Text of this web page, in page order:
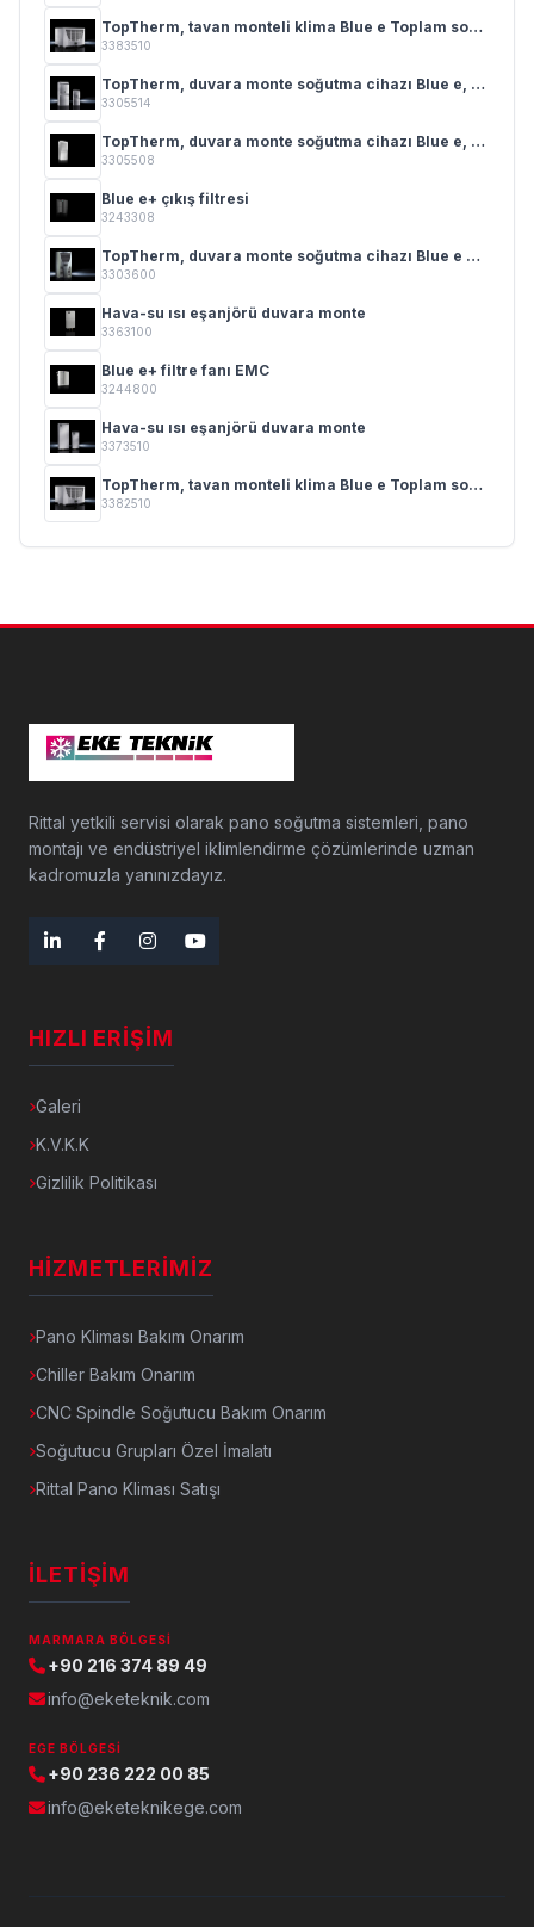
TopTherm, tavan monteli klima Blue e Toplam soğutma gücü 0,50 - 4,00 kW
3383510
TopTherm, duvara monte soğutma cihazı Blue e, NEMA 4X 0,5 - 2,5 kW
3305514
TopTherm, duvara monte soğutma cihazı Blue e, UL Type 3R/4 0,5 - 2,5 kW
3305508
Blue e+ çıkış filtresi
3243308
TopTherm, duvara monte soğutma cihazı Blue e 0,3 - 4 kW
3303600
Hava-su ısı eşanjörü duvara monte
3363100
Blue e+ filtre fanı EMC
3244800
Hava-su ısı eşanjörü duvara monte
3373510
TopTherm, tavan monteli klima Blue e Toplam soğutma gücü 0,50 - 4,00 kW
3382510
Rittal yetkili servisi olarak pano soğutma sistemleri, pano
montajı ve endüstriyel iklimlendirme çözümlerinde uzman
kadromuzla yanınızdayız.
HIZLI ERIŞIM
Galeri
K.V.K.K
Gizlilik Politikası
HIZMETLERIMIZ
Pano Kliması Bakım Onarım
Chiller Bakım Onarım
CNC Spindle Soğutucu Bakım Onarım
Soğutucu Grupları Özel İmalatı
Rittal Pano Kliması Satışı
İLETIŞIM
MARMARA BÖLGESI
+90 216 374 89 49
info@eketeknik.com
EGE BÖLGESI
+90 236 222 00 85
info@eketeknikege.com